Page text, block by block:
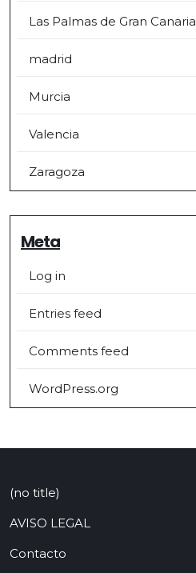
Las Palmas de Gran Canaria
madrid
Murcia
Valencia
Zaragoza
Meta
Log in
Entries feed
Comments feed
WordPress.org
(no title)
AVISO LEGAL
Contacto